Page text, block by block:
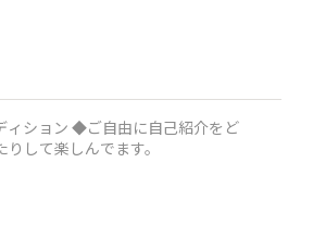
して楽しんでます。